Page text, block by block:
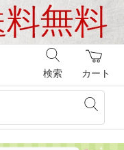
カート
検索